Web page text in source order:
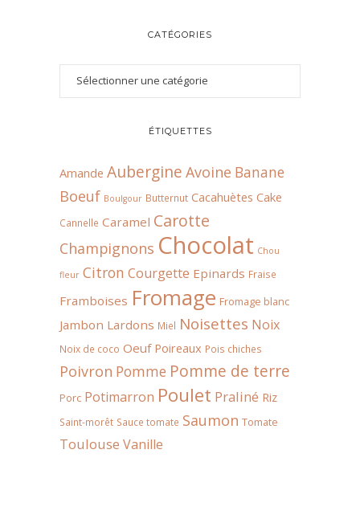
CATÉGORIES
ÉTIQUETTES
Amande Aubergine Avoine Banane
Boeuf Boulgour Butternut Cacahuètes Cake
Cannelle Caramel Carotte
Champignons Chocolat Chou
fleur Citron Courgette Epinards Fraise
Framboises Fromage Fromage blanc
Jambon Lardons Miel Noisettes Noix
Noix de coco Oeuf Poireaux Pois chiches
Poivron Pomme Pomme de terre
Porc Potimarron Poulet Praliné Riz
Saint-morêt Sauce tomate Saumon Tomate
Toulouse Vanille